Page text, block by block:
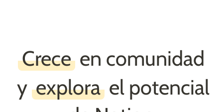
Crece en comunidad
y explora el potencial